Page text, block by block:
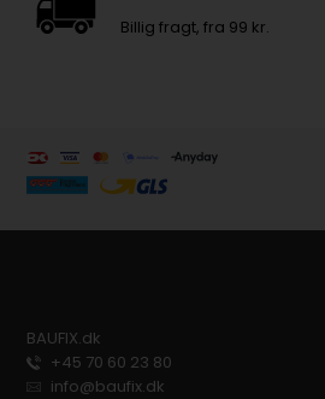
Billig fragt, fra 99 kr.
BAUFIX.dk
+45 70 60 23 80
info@baufix.dk